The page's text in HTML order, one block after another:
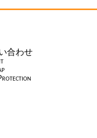
合わせ